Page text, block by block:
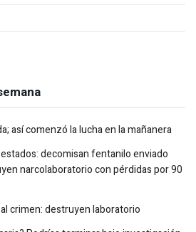
así comenzó la lucha en la mañanera
decomisan fentanilo enviado
narcolaboratorio con pérdidas por 90
crimen: destruyen laboratorio